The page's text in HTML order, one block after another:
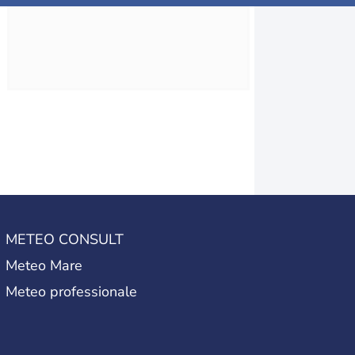
METEO CONSULT
Meteo Mare
Meteo professionale